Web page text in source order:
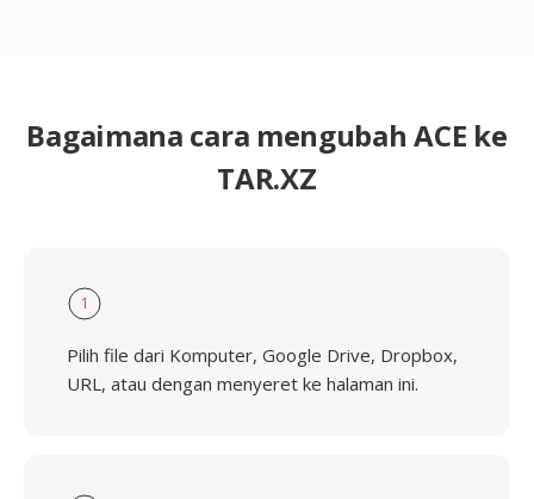
Bagaimana cara mengubah ACE ke
TAR.XZ
1
Pilih file dari Komputer, Google Drive, Dropbox,
URL, atau dengan menyeret ke halaman ini.